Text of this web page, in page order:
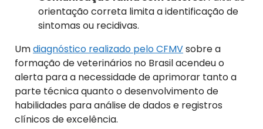
orientação correta limita a identificação de
sintomas ou recidivas.
Umdiagnóstico realizado pelo CFMVsobre a
formação de veterinários no Brasil acendeu o
alerta para a necessidade de aprimorar tanto a
parte técnica quanto o desenvolvimento de
habilidades para análise de dados e registros
clínicos de excelência.